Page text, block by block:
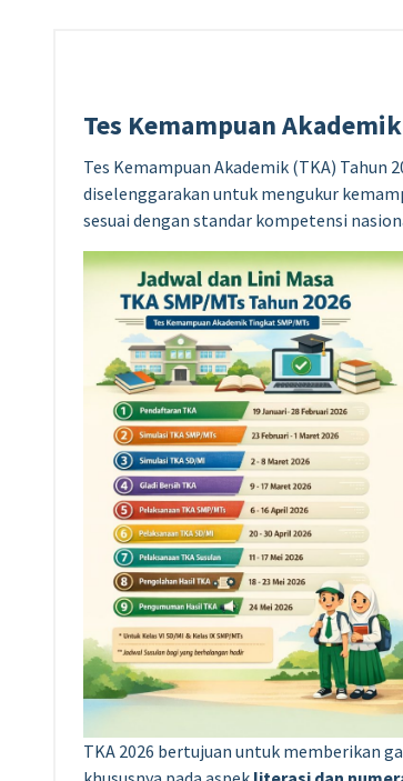
Tes Kemampuan
Tes Kemampuan Akademik (TKA) Tahun
diselenggarakan untuk mengukur
sesuai dengan standar kompetensi
TKA 2026 bertujuan untuk memberikan